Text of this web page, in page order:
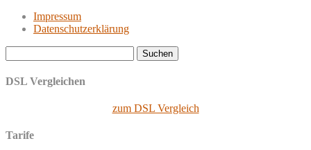
Impressum
Datenschutzerklärung
nach:
DSL Vergleichen
zum DSL Vergleich
Tarife